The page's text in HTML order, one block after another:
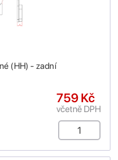
(HH) - zadní
759 Kč
včetně DPH